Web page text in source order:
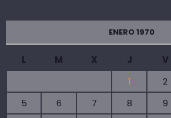
ENERO 1970
L M X J V
1
2
5
6 7 8 9